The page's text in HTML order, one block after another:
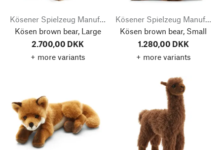
Kösener Spielzeug Manufaktur
Kösen brown bear, Large
2.700,00 DKK
+ more variants
Kösener Spielzeug Manufaktur
Kösen brown bear, Small
1.280,00 DKK
+ more variants